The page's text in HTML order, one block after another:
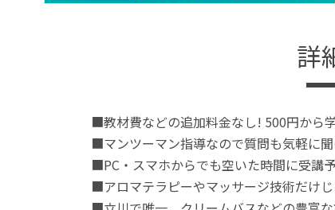
詳
■教材費などの追加料金なし! 500円から学
■マンツーマン指導なので質問も気軽に聞
■PC・スマホからでも空いた時間に受講
■アロマテラピーやマッサージ技術だけ